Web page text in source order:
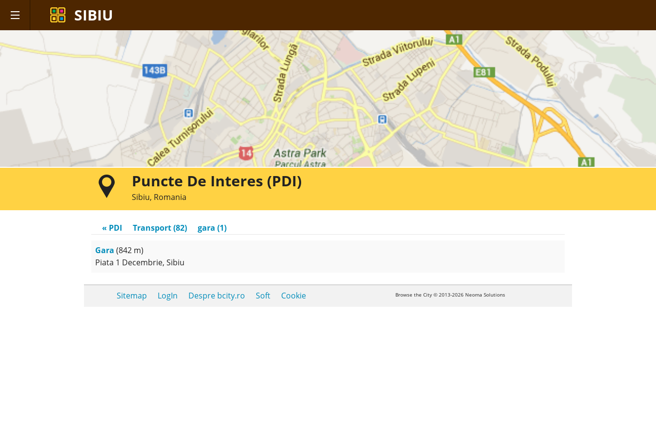
SIBIU
Puncte De Interes (PDI)
Sibiu, Romania
« PDI Transport (82) gara (1)
Gara (842 m)
Piata 1 Decembrie, Sibiu
Sitemap LogIn Despre bcity.ro Soft Cookie Browse the City © 2013-2026 Neoma Solutions